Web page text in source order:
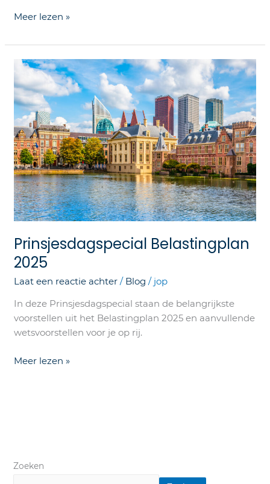
Meer lezen »
Prinsjesdagspecial Belastingplan
2025
Laat een reactie achter / Blog / jop
In deze Prinsjesdagspecial staan de belangrijkste
voorstellen uit het Belastingplan 2025 en aanvullende
wetsvoorstellen voor je op rij.
Prinsjesdagspecial
Belastingplan
2025
Meer lezen »
Zoeken